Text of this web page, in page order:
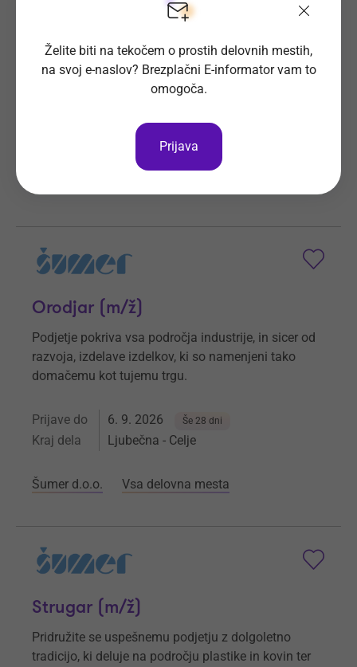
Operater na žični eroziji (m/ž)
Podjetje Šumer d.o.o. pokriva vsa področja
industrije.
6. 9. 2026 Še 28 dni
Orodjar (m/ž)
Podjetje pokriva vsa področja industrije, in sicer od
razvoja, izdelave izdelkov, ki so namenjeni tako
domačemu kot tujemu trgu.
Prijave do 6. 9. 2026 Še 28 dni
Kraj dela Ljubečna - Celje
Šumer d.o.o. Vsa delovna mesta
Strugar (m/ž)
Pridružite se uspešnemu podjetju z dolgoletno
tradicijo, ki deluje na področju plastike in kovin ter
Želite biti na tekočem o prostih delovnih mestih,
na svoj e-naslov? Brezplačni E-informator vam to
omogoča.
Prijava